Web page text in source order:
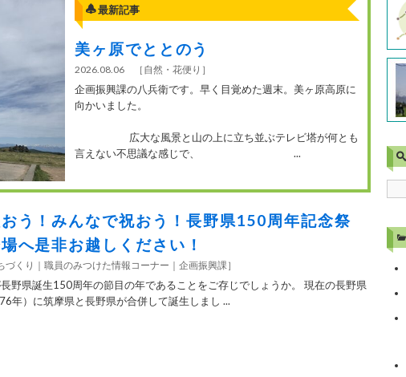
最新記事
美ヶ原でととのう
2026.08.06 ［ 自然・花便り ］
企画振興課の八兵衛です。早く目覚めた週末。美ヶ原高原に
向かいました。
広大な風景と山の上に立ち並ぶテレビ塔が何とも
言えない不思議な感じで、 ...
う！みんなで祝おう！長野県150周年記念祭
へ是非お越しください！
づくり 職員のみつけた情報コーナー 企画振興課］
野県誕生150周年の節目の年であることをご存じでしょうか。 現在の長野県
年）に筑摩県と長野県が合併して誕生しまし ...